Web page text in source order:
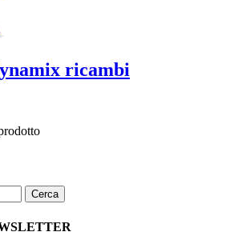
ricambi
Cerca